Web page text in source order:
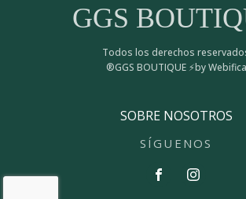
GGS
Todos los derechos
®GGS BOUTIQUE ⚡by Webifica
SOBRE NOSOTROS
SÍGUENOS